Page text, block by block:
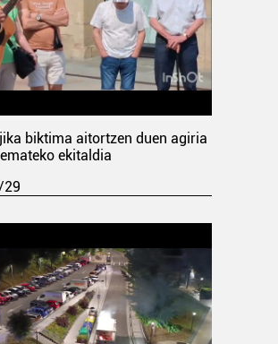
biktima aitortzen duen agiria
ekitaldia
29